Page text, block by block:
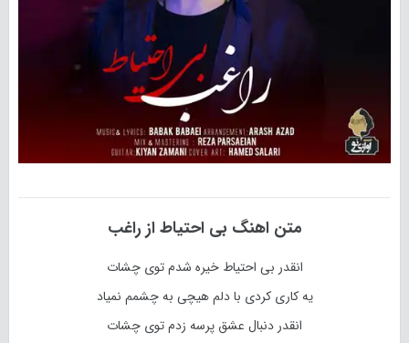
متن اهنگ بی احتیاط از راغب
انقدر بی احتیاط خیره شدم توی چشات
یه کاری کردی با دلم هیچی به چشمم نمیاد
انقدر دنبال عشق پرسه زدم توی چشات